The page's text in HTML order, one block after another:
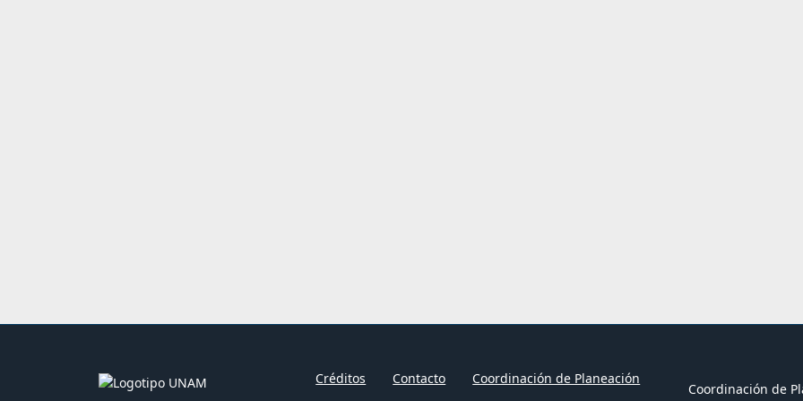
Créditos Contacto Coordinación de Planeación
Coordinación de